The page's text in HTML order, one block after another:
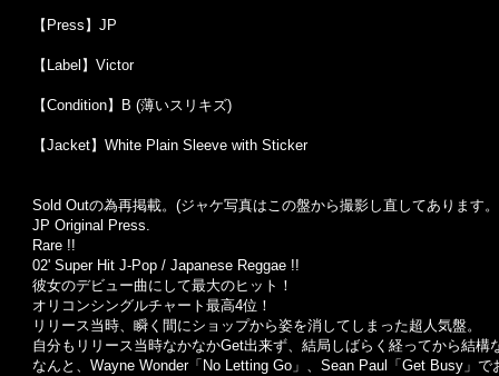
【Press】JP
【Label】Victor
【Condition】B (薄いスリキズ)
【Jacket】White Plain Sleeve with Sticker
Sold Outの為再掲載。(ジャケ写真はこの盤から撮影し直してあります
JP Original Press.
Rare !!
02' Super Hit J-Pop / Japanese Reggae !!
彼女のデビュー曲にして最大のヒット！
オリコンシングルチャート最高4位！
リリース当時、瞬く間にショップから姿を消してしまった超人気盤。
自分もリリース当時なかなかGet出来ず、結局しばらく経ってから結構
なんと、Wayne Wonder「No Letting Go」、Sean Paul「Get Busy」